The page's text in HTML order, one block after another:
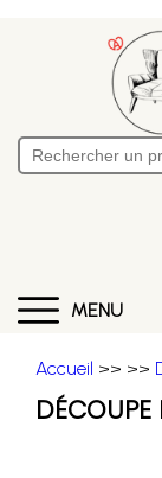
MENU
Accueil >> >>
DÉCOUPE